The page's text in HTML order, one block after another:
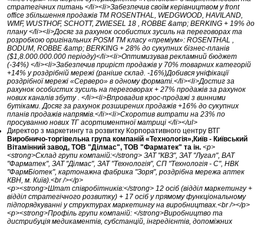
стратегічних питань </li><li>Забезпечив своїм керівництвом у front
office збільшення продажів ТМ ROSENTHAL, WEDGWOOD, HAVILAND,
WMF, WUSTHOF, SCHOTT, ZWIESEL 18 , ROBBE &amp; BERKING + 19% до
плану </li><li>Досяг за рахунок особистих зусиль на переговорах та
розробкою оригінальних POSM ТМ класу «преміум»: ROSENTHAL ,
BODUM, ROBBE &amp; BERKING + 28% до сукупних бізнес-планів
($1,8.000.000.000 періоду)</li><li>Оптимизував рекламний бюджет
(-34%) </li><li>Забезпечив приріст продажів у 70% товарних категорій
+14% у роздрібній мережі (раніше склад. -16%)Добився уніфікації
роздрібної мережі «Серверо» в одному форматі.</li><li>Достиг за
рахунок особистих зусиль на переговорах + 27% продажів за рахунок
нових каналів збуту . </li><li>Впровадив крос-продажі з винними
бутіками. Досяг за рахунок розширених продажів +16% до сукупних
планів продажів напрямів.</li><li>Скоротив витрати на 23% по
просуванню нових ТГ асортиментної матриці </li></ul>
Директор з маркетингу та розвитку Корпоративного центру ВТГ
Виробничо-торгівельна група компаній «Технологія»,Київ - Київський
Вітамінний завод, ТОВ "Ділмас", ТОВ "Фарматек" та ін. <p>
<strong>Склад групи компаній:</strong> ЗАТ "КВЗ", ЗАТ "Лугал", ВАТ
"Фарматек", ЗАТ "Ділмас", ЗАТ "Технологія", СП "Технологія - С", НВК
"ФармБіотек", картонажна фабрика "Зоря", роздрібна мережа аптек
КВН, м. Київ).<br /></p>
<p><strong>Штат співробітників:</strong> 12 осіб (відділ маркетингу +
відділ стратегічного розвитку) + 17 осіб у прямому функціональному
підпорядкуванні у структурах маркетингу на виробництвах.<br /></p>
<p><strong>Профіль групи компаній: </strong>Виробництво та
дистрибуція медикаментів, субстанцій, інгредієнтів, допоміжних